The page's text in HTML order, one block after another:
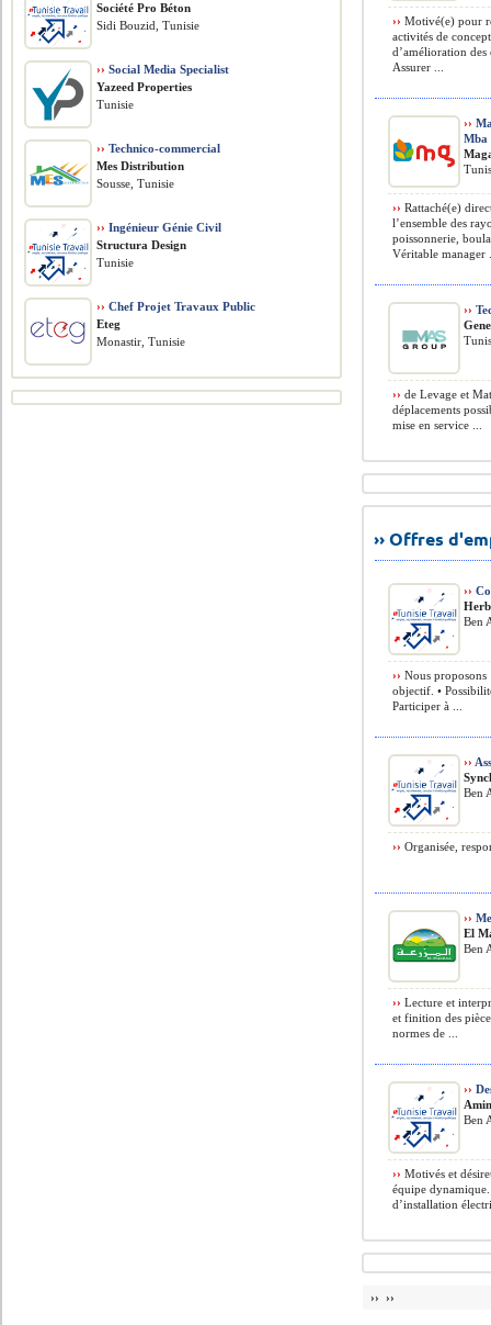
›› Motivé(e) pour
activités de
d’amélioration
Assurer ...
››
Mba
›› Rattaché(e)
l’ensemble des
poissonnerie,
Véritable manager
››
›› de Levage et
déplacements
mise en service ...
›› Offres
››
Ben
›› Nous proposons
objectif. •
Participer à ...
››
Ben
›› Organisée,
››
El
Ben
›› Lecture et
et finition des
normes de ...
››
Ben
›› Motivés et
équipe
d’installation
›› ››
Société Pro Béton
Sidi Bouzid, Tunisie
›› Social Media Specialist
Yazeed Properties
Tunisie
›› Technico-commercial
Mes Distribution
Sousse, Tunisie
›› Ingénieur Génie Civil
Structura Design
Tunisie
›› Chef Projet Travaux Public
Eteg
Monastir, Tunisie